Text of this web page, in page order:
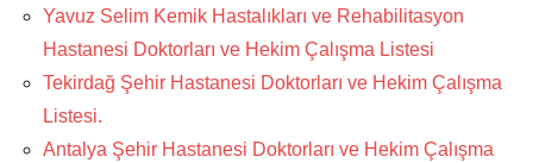
Yavuz Selim Kemik Hastalıkları ve Rehabilitasyon
Hastanesi Doktorları ve Hekim Çalışma Listesi
Tekirdağ Şehir Hastanesi Doktorları ve Hekim Çalışma
Listesi.
Antalya Şehir Hastanesi Doktorları ve Hekim Çalışma